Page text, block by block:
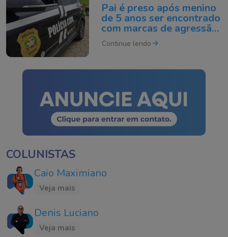
Pai é preso após menino
de 5 anos ser encontrado
com marcas de agressão
em SC
Continue lendo
COLUNISTAS
Caio Maximiano
Veja mais
Denis Luciano
Veja mais